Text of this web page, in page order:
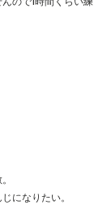
になりたい。